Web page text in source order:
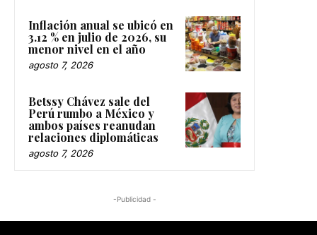
Inflación anual se ubicó en
3.12 % en julio de 2026, su
menor nivel en el año
agosto 7, 2026
Betssy Chávez sale del
Perú rumbo a México y
ambos países reanudan
relaciones diplomáticas
agosto 7, 2026
-Publicidad -